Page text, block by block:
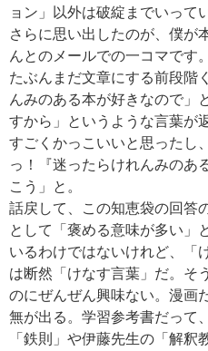
ョン」以外は破綻までいって
さらに思い出したのが、僕が
んとのメールでの一コマです。
たぶんまだ文章にする前段階
んみのある本が好きなので」
すから」というような言葉が
すごくかっこいいと思ったし
っ！『迷ったらけれんみのあ
こう」と。
話戻して、この知恵袋の回答
として「褒める意味が多い」
いるわけではないけれど、「
は断然「けなす言葉」だ。そ
のにぜんぜん興味ない。漫画
無が出る。学習参考書だって
「鉄則」や伊藤先生の「解